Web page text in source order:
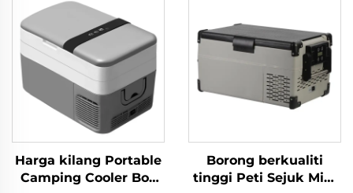
Harga kilang Portable
Camping Cooler Box
Borong berkualiti
tinggi Peti Sejuk Mini